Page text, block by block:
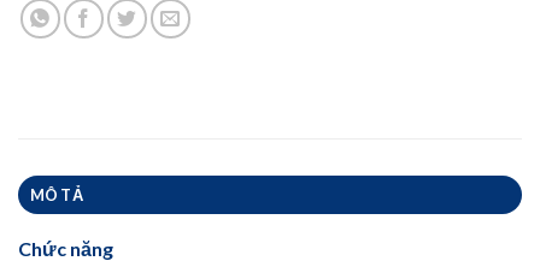
MÔ TẢ
Chức năng